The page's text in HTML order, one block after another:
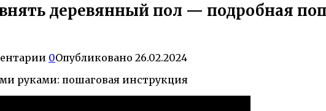
деревянный пол — подробная
0Опубликовано 26.02.2024